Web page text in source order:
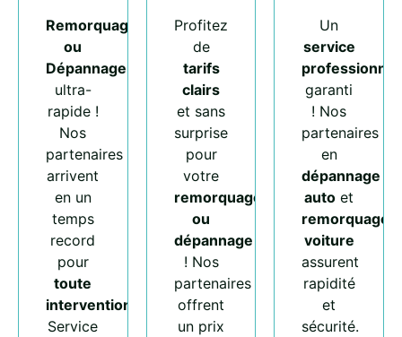
Remorquage
ou
Dépannage
ultra-
rapide !
Nos
partenaires
arrivent
en un
temps
record
pour
toute
intervention
Service
Profitez
de
tarifs
clairs
et sans
surprise
pour
votre
remorquage
ou
dépannage
! Nos
partenaires
offrent
un prix
Un
service
professionnel
garanti
! Nos
partenaires
en
dépannage
auto et
remorquage
voiture
assurent
rapidité
et
sécurité.